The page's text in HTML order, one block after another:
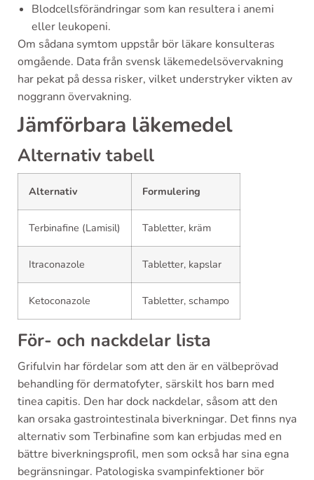
Blodcellsförändringar som kan resultera i anemi
eller leukopeni.
Om sådana symtom uppstår bör läkare konsulteras
omgående. Data från svensk läkemedelsövervakning
har pekat på dessa risker, vilket understryker vikten av
noggrann övervakning.
Jämförbara läkemedel
Alternativ tabell
Alternativ Formulering
Terbinafine (Lamisil) Tabletter, kräm
Itraconazole Tabletter, kapslar
Ketoconazole Tabletter, schampo
För- och nackdelar lista
Grifulvin har fördelar som att den är en välbeprövad
behandling för dermatofyter, särskilt hos barn med
tinea capitis. Den har dock nackdelar, såsom att den
kan orsaka gastrointestinala biverkningar. Det finns nya
alternativ som Terbinafine som kan erbjudas med en
bättre biverkningsprofil, men som också har sina egna
begränsningar. Patologiska svampinfektioner bör